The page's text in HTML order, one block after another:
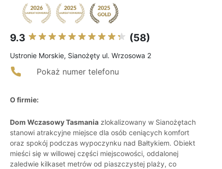
9.3 (58)
Ustronie Morskie, Sianożęty ul. Wrzosowa 2
Pokaż numer telefonu
O firmie:
Dom Wczasowy Tasmania zlokalizowany w Sianożętach
stanowi atrakcyjne miejsce dla osób ceniących komfort
oraz spokój podczas wypoczynku nad Bałtykiem. Obiekt
mieści się w willowej części miejscowości, oddalonej
zaledwie kilkaset metrów od piaszczystej plaży, co